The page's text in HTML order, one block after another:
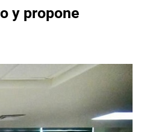
y propone